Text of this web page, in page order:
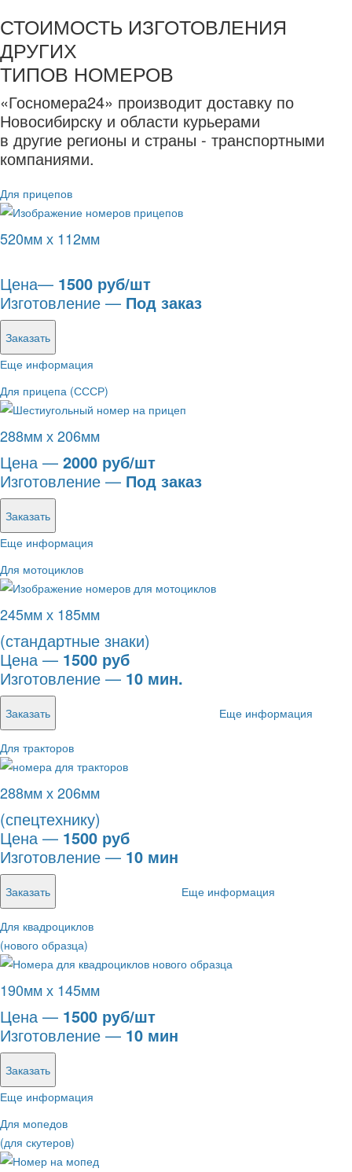
СТОИМОСТЬ ИЗГОТОВЛЕНИЯ
ДРУГИХ
ТИПОВ НОМЕРОВ
«Госномера24» производит доставку по
Новосибирску и области курьерами
в другие регионы и страны - транспортными
компаниями.
Для прицепов
520мм х 112мм
Цена— 1500 руб/шт
Изготовление — Под заказ
Заказать
Еще информация
Для прицепа (СССР)
288мм х 206мм
Цена — 2000 руб/шт
Изготовление — Под заказ
Заказать
Еще информация
Для мотоциклов
245мм х 185мм
(стандартные знаки)
Цена — 1500 руб
Изготовление — 10 мин.
Заказать Еще информация
Для тракторов
288мм х 206мм
(спецтехнику)
Цена — 1500 руб
Изготовление — 10 мин
Заказать Еще информация
Для квадроциклов
(нового образца)
190мм х 145мм
Цена — 1500 руб/шт
Изготовление — 10 мин
Заказать
Еще информация
Для мопедов
(для скутеров)